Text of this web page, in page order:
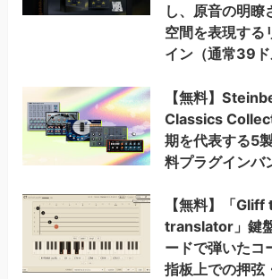
し、原音の明瞭
空間を表現する
イン（通常39
【無料】
Classics
期を代表する5
料プラグインバ
【無料】「
translator」鍵
ードで弾いたコ
指板上での押弦